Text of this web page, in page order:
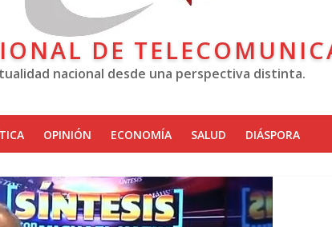
DE
nacional desde una perspectiva distinta.
OPINIÓN ECONOMÍA SALUD DIÁSPORA